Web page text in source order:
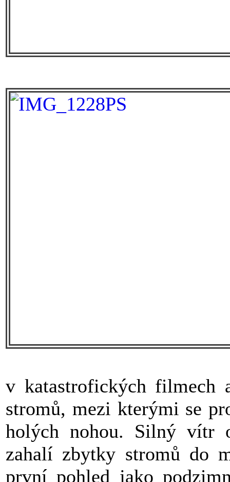
v katastrofických filmech
stromů, mezi kterými se
holých nohou. Silný vítr
zahalí zbytky stromů do
první pohled jako